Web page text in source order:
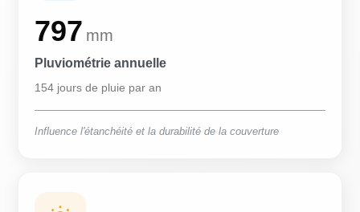
797 mm
Pluviométrie annuelle
154 jours de pluie par an
Influence l'étanchéité et la durabilité de la couverture